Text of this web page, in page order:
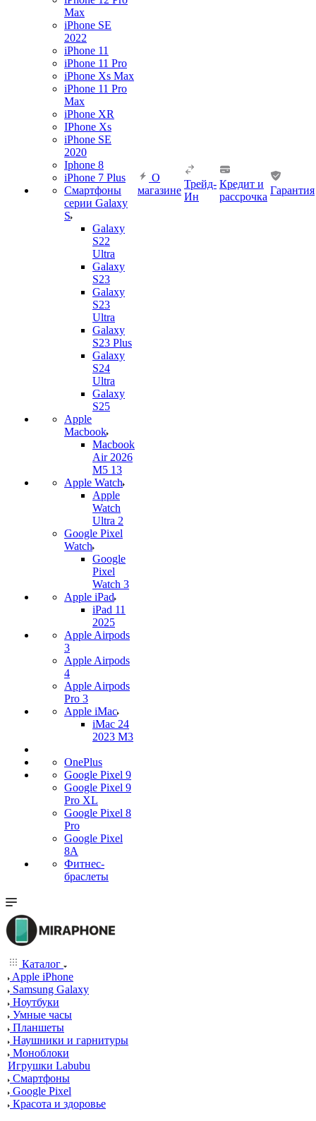
Max
iPhone SE
2022
iPhone 11
iPhone 11 Pro
iPhone Xs Max
iPhone 11 Pro
Max
iPhone XR
IPhone Xs
iPhone SE
2020
Iphone 8
iPhone 7 Plus
Смартфоны
серии Galaxy
S
Galaxy
S22
Ultra
Galaxy
S23
Galaxy
S23
Ultra
Galaxy
S23 Plus
Galaxy
S24
Ultra
Galaxy
S25
Apple
Macbook
Macbook
Air 2026
M5 13
Apple Watch
Apple
Watch
Ultra 2
Google Pixel
Watch
Google
Pixel
Watch 3
Apple iPad
iPad 11
2025
Apple Airpods
3
Apple Airpods
4
Apple Airpods
Pro 3
Apple iMac
iMac 24
2023 M3
OnePlus
Google Pixel 9
Google Pixel 9
Pro XL
Google Pixel 8
Pro
Google Pixel
8A
Фитнес-
браслеты
О
магазине
Трейд-
Ин
Кредит и
рассрочка
Гарантия
Каталог
Apple iPhone
Samsung Galaxy
Ноутбуки
Умные часы
Планшеты
Наушники и гарнитуры
Моноблоки
Игрушки Labubu
Смартфоны
Google Pixel
Красота и здоровье